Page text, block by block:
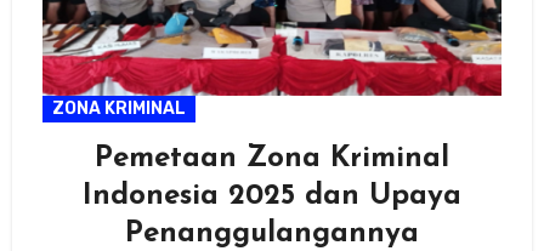
ZONA KRIMINAL
Pemetaan Zona Kriminal
Indonesia 2025 dan Upaya
Penanggulangannya